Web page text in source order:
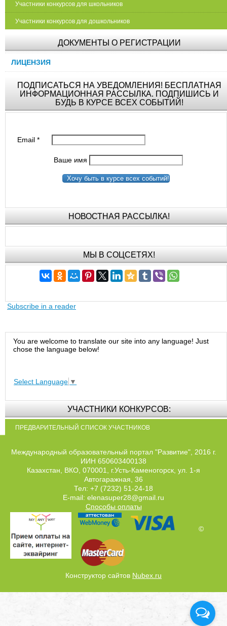
Участники конкурсов для школьников
Участники конкурсов для дошкольников
ДОКУМЕНТЫ О РЕГИСТРАЦИИ
ЛИЦЕНЗИЯ
ПОДПИСАТЬСЯ НА УВЕДОМЛЕНИЯ! БЕСПЛАТНАЯ
ИНФОРМАЦИОННАЯ РАССЫЛКА. ПОДПИШИСЬ И
БУДЬ В КУРСЕ ВСЕХ СОБЫТИЙ!
Email*
Ваше имя
Хочу быть в курсе всех событий!
НОВОСТНАЯ РАССЫЛКА!
МЫ В СОЦСЕТЯХ!
Subscribe in a reader
You are welcome to translate our site into any language! Just
chose the language below!
Select Language ▼
УЧАСТНИКИ КОНКУРСОВ:
ПРЕДВАРИТЕЛЬНЫЙ СПИСОК УЧАСТНИКОВ
Международный образовательный портал "Развитие", 2016 г.
ИИН 650603400138
Казахстан, ВКО, 070001, г.Усть-Каменогорск, ул. 1-я
Автогаражная, 36
Тел: +7 (7232) 51-24-18
E-mail: elenasuper28@gmail.ru
Способы оплаты
©
Конструктор сайтов Nubex.ru